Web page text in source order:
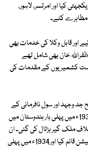
کیا اور امرتسر، لاہور،
مظاہرے کئے۔
قابل وکلا کی خدمات بھی
خان بھی شامل تھے
کشمیریوں کے مقدمات کی
نے مسلح جد وجہد اور سول نافرمانی کے
ذریعے جموں و کشمیر کو آزاد کرنے کا مطالبہ کیا اور 1934ء میں پہلی بار ہندوستان میں
ملک گیر ہڑتال کی گئی۔ ان
احتجاجوں کی وجہ سے انگریز حکومت نے گلینسی کمیشن قائم کیا اور1934ء میں پہلی